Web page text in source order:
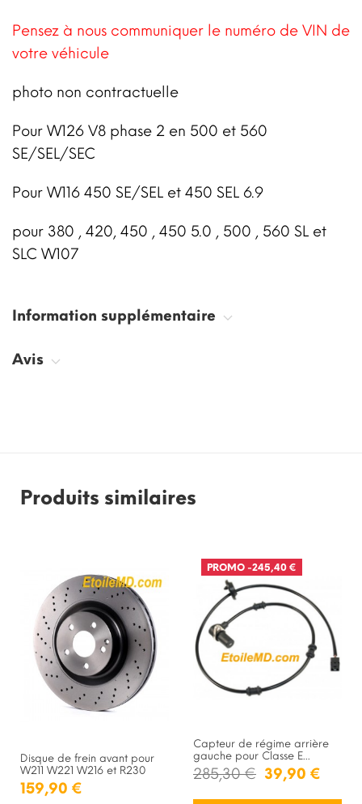
Pensez à nous communiquer le numéro de VIN de
votre véhicule
photo non contractuelle
Pour W126 V8 phase 2 en 500 et 560
SE/SEL/SEC
Pour W116 450 SE/SEL et 450 SEL 6.9
pour 380 , 420, 450 , 450 5.0 , 500 , 560 SL et
SLC W107
Information supplémentaire
Avis
Produits similaires
Disque de frein avant pour
W211 W221 W216 et R230
159,90 €
PROMO -245,40 €
Capteur de régime arrière
gauche pour Classe E...
285,30 € 39,90 €